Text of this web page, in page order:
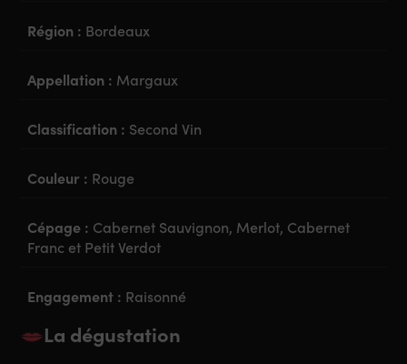
Région : Bordeaux
Appellation : Margaux
Classification : Second Vin
Couleur : Rouge
Cépage : Cabernet Sauvignon, Merlot, Cabernet
Franc et Petit Verdot
Engagement : Raisonné
La dégustation